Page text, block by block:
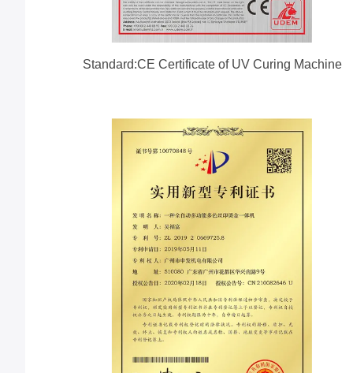
Standard:CE Certificate of UV Curing Machine